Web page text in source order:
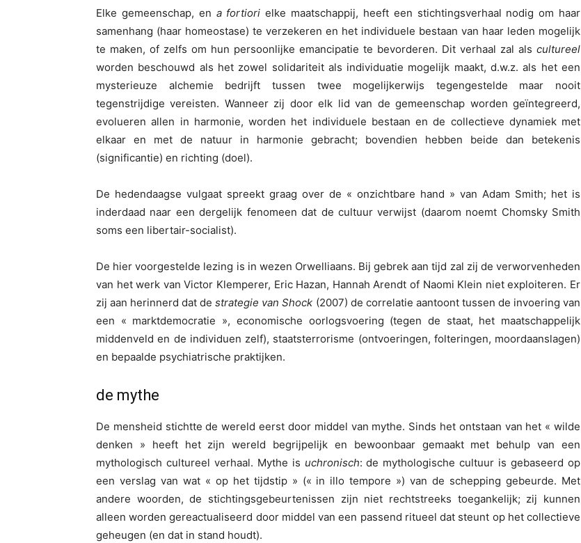
Elke gemeenschap, en a fortiorielke maatschappij, heeft een stichtingsverhaal nodig om haar
samenhang (haar homeostase) te verzekeren en het individuele bestaan van haar leden mogelijk
te maken, of zelfs om hun persoonlijke emancipatie te bevorderen. Dit verhaal zal als cultureel
worden beschouwd als het zowel solidariteit als individuatie mogelijk maakt, d.w.z. als het een
mysterieuze alchemie bedrijft tussen twee mogelijkerwijs tegengestelde maar nooit
tegenstrijdige vereisten. Wanneer zij door elk lid van de gemeenschap worden geïntegreerd,
evolueren allen in harmonie, worden het individuele bestaan en de collectieve dynamiek met
elkaar en met de natuur in harmonie gebracht; bovendien hebben beide dan betekenis
(significantie) en richting (doel).
De hedendaagse vulgaat spreekt graag over de « onzichtbare hand » van Adam Smith; het is
inderdaad naar een dergelijk fenomeen dat de cultuur verwijst (daarom noemt Chomsky Smith
soms een libertair-socialist).
De hier voorgestelde lezing is in wezen Orwelliaans. Bij gebrek aan tijd zal zij de verworvenheden
van het werk van Victor Klemperer, Eric Hazan, Hannah Arendt of Naomi Klein niet exploiteren. Er
zij aan herinnerd dat destrategie van Shock (2007) de correlatie aantoont tussen de invoering van
een « marktdemocratie », economische oorlogsvoering (tegen de staat, het maatschappelijk
middenveld en de individuen zelf), staatsterrorisme (ontvoeringen, folteringen, moordaanslagen)
en bepaalde psychiatrische praktijken.
de mythe
De mensheid stichtte de wereld eerst door middel van mythe. Sinds het ontstaan van het « wilde
denken » heeft het zijn wereld begrijpelijk en bewoonbaar gemaakt met behulp van een
mythologisch cultureel verhaal. Mythe is uchronisch: de mythologische cultuur is gebaseerd op
een verslag van wat « op het tijdstip » (« in illo tempore ») van de schepping gebeurde. Met
andere woorden, de stichtingsgebeurtenissen zijn niet rechtstreeks toegankelijk; zij kunnen
alleen worden gereactualiseerd door middel van een passend ritueel dat steunt op het collectieve
geheugen (en dat in stand houdt).